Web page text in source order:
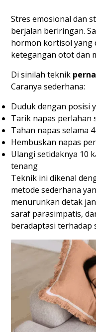
Stres emosional dan
berjalan beriringan.
hormon kortisol yang
ketegangan otot dan
Di sinilah teknik
Caranya sederhana:
Duduk dengan posisi
Tarik napas perlahan
Tahan napas selama
Hembuskan napas
Ulangi setidaknya 10
tenang
Teknik ini dikenal
metode sederhana
menurunkan detak
saraf parasimpatis,
beradaptasi terhadap